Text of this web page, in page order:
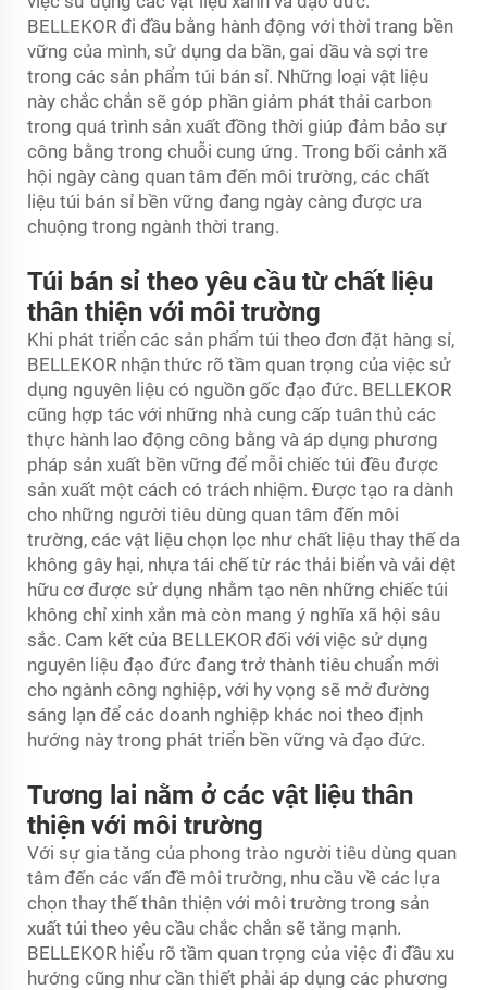
BELLEKOR đi đầu bằng hành động với thời trang bền
vững của mình, sử dụng da bần, gai dầu và sợi tre
trong các sản phẩm túi bán sỉ. Những loại vật liệu
này chắc chắn sẽ góp phần giảm phát thải carbon
trong quá trình sản xuất đồng thời giúp đảm bảo sự
công bằng trong chuỗi cung ứng. Trong bối cảnh xã
hội ngày càng quan tâm đến môi trường, các chất
liệu túi bán sỉ bền vững đang ngày càng được ưa
chuộng trong ngành thời trang.
Túi bán sỉ theo yêu cầu từ chất liệu
thân thiện với môi trường
Khi phát triển các sản phẩm túi theo đơn đặt hàng sỉ,
BELLEKOR nhận thức rõ tầm quan trọng của việc sử
dụng nguyên liệu có nguồn gốc đạo đức. BELLEKOR
cũng hợp tác với những nhà cung cấp tuân thủ các
thực hành lao động công bằng và áp dụng phương
pháp sản xuất bền vững để mỗi chiếc túi đều được
sản xuất một cách có trách nhiệm. Được tạo ra dành
cho những người tiêu dùng quan tâm đến môi
trường, các vật liệu chọn lọc như chất liệu thay thế da
không gây hại, nhựa tái chế từ rác thải biển và vải dệt
hữu cơ được sử dụng nhằm tạo nên những chiếc túi
không chỉ xinh xắn mà còn mang ý nghĩa xã hội sâu
sắc. Cam kết của BELLEKOR đối với việc sử dụng
nguyên liệu đạo đức đang trở thành tiêu chuẩn mới
cho ngành công nghiệp, với hy vọng sẽ mở đường
sáng lạn để các doanh nghiệp khác noi theo định
hướng này trong phát triển bền vững và đạo đức.
Tương lai nằm ở các vật liệu thân
thiện với môi trường
Với sự gia tăng của phong trào người tiêu dùng quan
tâm đến các vấn đề môi trường, nhu cầu về các lựa
chọn thay thế thân thiện với môi trường trong sản
xuất túi theo yêu cầu chắc chắn sẽ tăng mạnh.
BELLEKOR hiểu rõ tầm quan trọng của việc đi đầu xu
hướng cũng như cần thiết phải áp dụng các phương